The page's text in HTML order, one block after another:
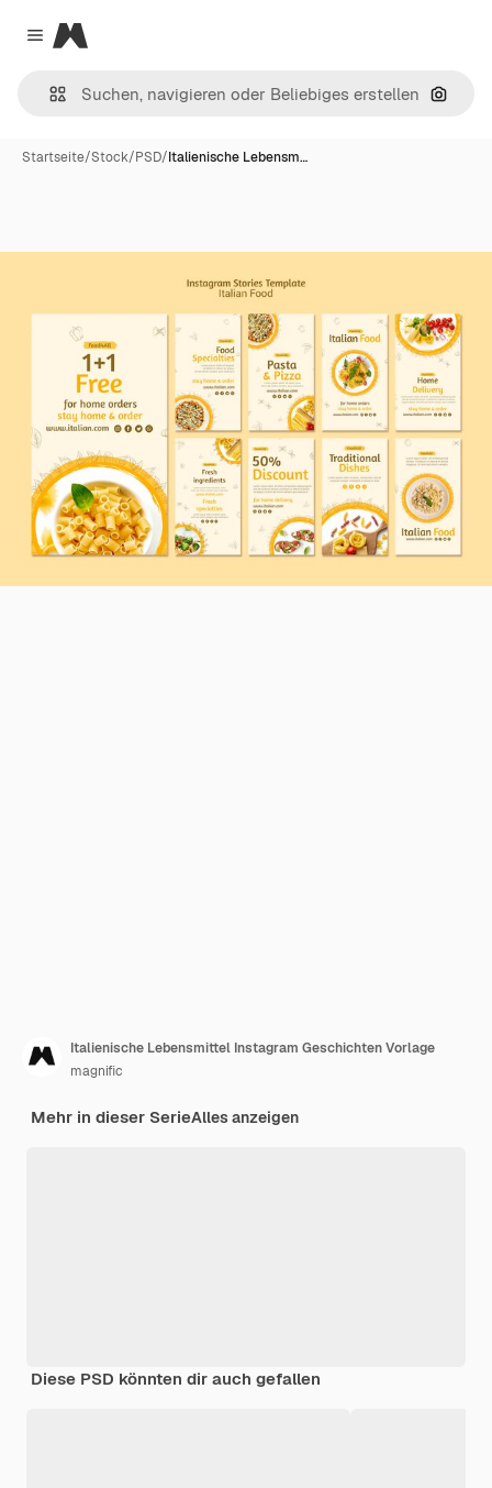
Close menu
Magnific
Nach
Startseite/Stock/PSD/Italienische Lebensm…
Italienische Lebensmittel Instagram Geschichten Vorlage
magnific
Mehr in dieser SerieAlles anzeigen
Diese PSD könnten dir auch gefallen